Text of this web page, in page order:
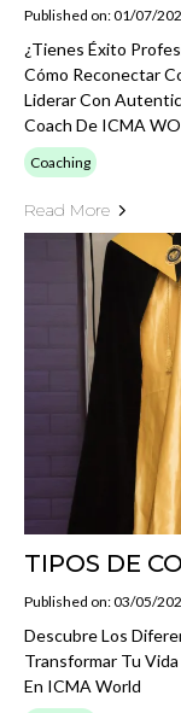
Published on: 01/07/
¿Tienes Éxito
Cómo Reconectar
Liderar Con
Coach De ICMA
Coaching
Read More
TIPOS DE
Published on: 03/05/
Descubre Los
Transformar Tu
En ICMA World